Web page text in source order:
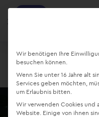
Projekte und
Kostenlos - Bei
Starte
Wir benötigen Ihre
besuchen können.
Wenn Sie unter 16 Jahre alt
Services geben möchten,
um Erlaubnis bitten.
Wir verwenden Cookies und
Website. Einige von ihnen